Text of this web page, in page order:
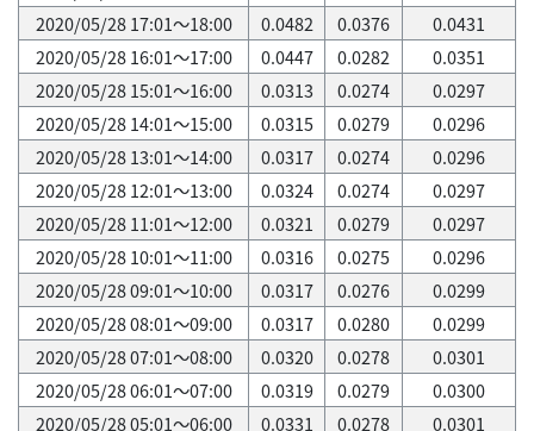
2020/05/28 17:01～18:00
0.0482 0.0376
0.0431
2020/05/28 16:01～17:00
0.0447 0.0282
0.0351
2020/05/28 15:01～16:00
0.0313 0.0274
0.0297
2020/05/28 14:01～15:00
0.0315 0.0279
0.0296
2020/05/28 13:01～14:00
0.0317 0.0274
0.0296
2020/05/28 12:01～13:00
0.0324 0.0274
0.0297
2020/05/28 11:01～12:00
0.0321 0.0279
0.0297
2020/05/28 10:01～11:00
0.0316 0.0275
0.0296
2020/05/28 09:01～10:00
0.0317 0.0276
0.0299
2020/05/28 08:01～09:00
0.0317 0.0280
0.0299
2020/05/28 07:01～08:00
0.0320 0.0278
0.0301
2020/05/28 06:01～07:00
0.0319 0.0279
0.0300
2020/05/28 05:01～06:00
0.0331 0.0278
0.0301